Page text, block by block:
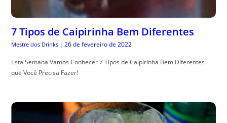
7 Tipos de Caipirinha Bem Diferentes
Mestre dos Drinks | 26 de fevereiro de 2022
Esta Semana Vamos Conhecer 7 Tipos de Caipirinha Bem Diferentes
que Você Precisa Fazer!